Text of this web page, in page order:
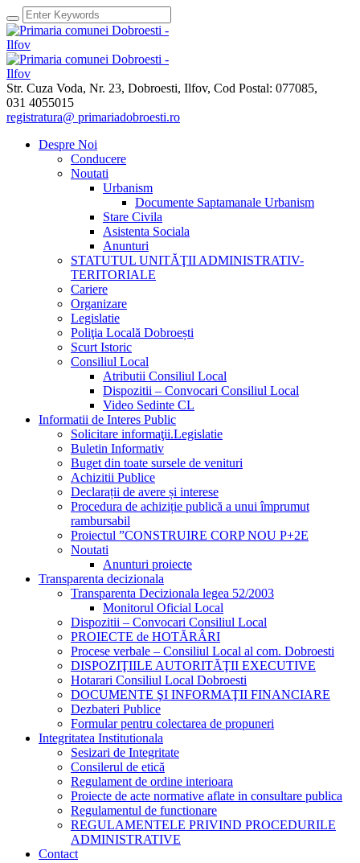
Str. Cuza Voda, Nr. 23, Dobroesti, Ilfov, Cod Postal: 077085,
031 4055015
registratura@ primariadobroesti.ro
Despre Noi
Conducere
Noutati
Urbanism
Documente Saptamanale Urbanism
Stare Civila
Asistenta Sociala
Anunturi
STATUTUL UNITĂŢII ADMINISTRATIV-
TERITORIALE
Cariere
Organizare
Legislatie
Poliţia Locală Dobroești
Scurt Istoric
Consiliul Local
Atributii Consiliul Local
Dispozitii – Convocari Consiliul Local
Video Sedinte CL
Informatii de Interes Public
Solicitare informaţii.Legislatie
Buletin Informativ
Buget din toate sursele de venituri
Achizitii Publice
Declarații de avere și interese
Procedura de achiziție publică a unui împrumut
rambursabil
Proiectul ”CONSTRUIRE CORP NOU P+2E
Noutati
Anunturi proiecte
Transparenta decizionala
Transparenta Decizionala legea 52/2003
Monitorul Oficial Local
Dispozitii – Convocari Consiliul Local
PROIECTE de HOTĂRÂRI
Procese verbale – Consiliul Local al com. Dobroesti
DISPOZIŢIILE AUTORITĂŢII EXECUTIVE
Hotarari Consiliul Local Dobroesti
DOCUMENTE ŞI INFORMAŢII FINANCIARE
Dezbateri Publice
Formular pentru colectarea de propuneri
Integritatea Institutionala
Sesizari de Integritate
Consilerul de etică
Regulament de ordine interioara
Proiecte de acte normative aflate in consultare publica
Regulamentul de functionare
REGULAMENTELE PRIVIND PROCEDURILE
ADMINISTRATIVE
Contact